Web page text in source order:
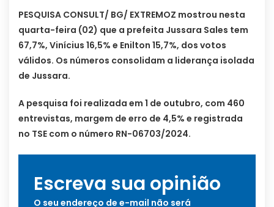
PESQUISA CONSULT/ BG/ EXTREMOZ mostrou nesta
quarta-feira (02) que a prefeita Jussara Sales tem
67,7%, Vinícius 16,5% e Enilton 15,7%, dos votos
válidos. Os números consolidam a liderança isolada
de Jussara.
A pesquisa foi realizada em 1 de outubro, com 460
entrevistas, margem de erro de 4,5% e registrada
no TSE com o número RN-06703/2024.
Escreva sua opinião
O seu endereço de e-mail não será